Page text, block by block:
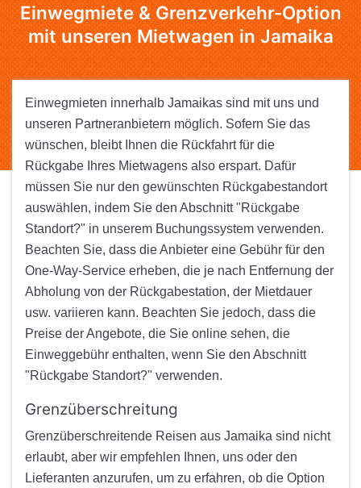
Einwegmiete & Grenzverkehr-Option
mit unseren Mietwagen in Jamaika
Einwegmieten innerhalb Jamaikas sind mit uns und
unseren Partneranbietern möglich. Sofern Sie das
wünschen, bleibt Ihnen die Rückfahrt für die
Rückgabe Ihres Mietwagens also erspart. Dafür
müssen Sie nur den gewünschten Rückgabestandort
auswählen, indem Sie den Abschnitt "Rückgabe
Standort?" in unserem Buchungssystem verwenden.
Beachten Sie, dass die Anbieter eine Gebühr für den
One-Way-Service erheben, die je nach Entfernung der
Abholung von der Rückgabestation, der Mietdauer
usw. variieren kann. Beachten Sie jedoch, dass die
Preise der Angebote, die Sie online sehen, die
Einweggebühr enthalten, wenn Sie den Abschnitt
"Rückgabe Standort?" verwenden.
Grenzüberschreitung
Grenzüberschreitende Reisen aus Jamaika sind nicht
erlaubt, aber wir empfehlen Ihnen, uns oder den
Lieferanten anzurufen, um zu erfahren, ob die Option